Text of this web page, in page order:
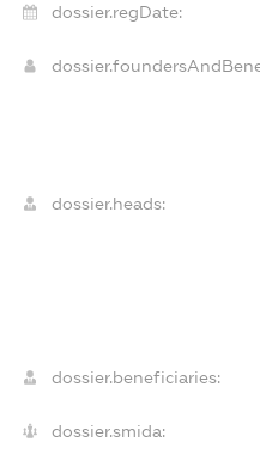
dossier.regDate:
dossier.heads:
dossier.beneficiaries:
dossier.smida: